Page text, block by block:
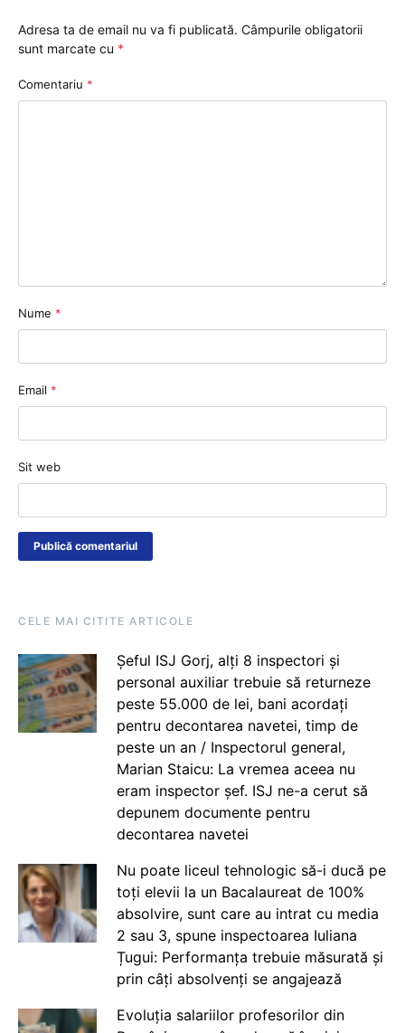
Adresa ta de email nu va fi publicată. Câmpurile obligatorii
sunt marcate cu *
Comentariu *
Nume *
Email *
Sit web
CELE MAI CITITE ARTICOLE
Șeful ISJ Gorj, alți 8 inspectori și
personal auxiliar trebuie să returneze
peste 55.000 de lei, bani acordați
pentru decontarea navetei, timp de
peste un an / Inspectorul general,
Marian Staicu: La vremea aceea nu
eram inspector șef. ISJ ne-a cerut să
depunem documente pentru
decontarea navetei
Nu poate liceul tehnologic să-i ducă pe
toți elevii la un Bacalaureat de 100%
absolvire, sunt care au intrat cu media
2 sau 3, spune inspectoarea Iuliana
Țugui: Performanța trebuie măsurată și
prin câți absolvenți se angajează
Evoluția salariilor profesorilor din